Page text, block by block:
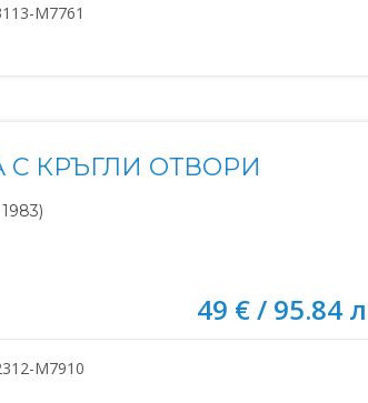
M7761
КРЪГЛИ ОТВОРИ
49 € / 95.84
M7910